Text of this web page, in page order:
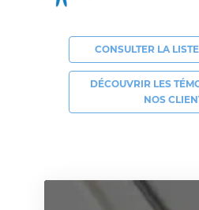
CONSULTER LA
DÉCOUVRIR LES
NOS